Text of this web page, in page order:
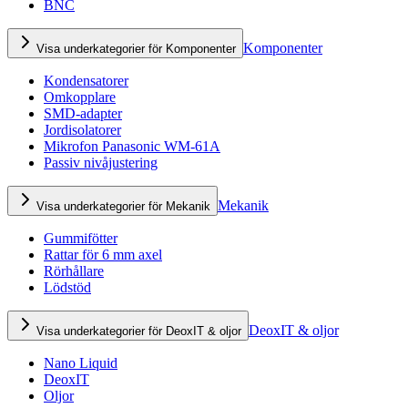
BNC
Visa underkategorier för Komponenter Komponenter
Kondensatorer
Omkopplare
SMD-adapter
Jordisolatorer
Mikrofon Panasonic WM-61A
Passiv nivåjustering
Visa underkategorier för Mekanik Mekanik
Gummifötter
Rattar för 6 mm axel
Rörhållare
Lödstöd
Visa underkategorier för DeoxIT & oljor DeoxIT & oljor
Nano Liquid
DeoxIT
Oljor